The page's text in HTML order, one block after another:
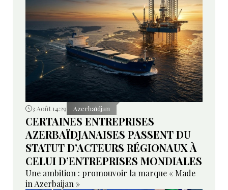
3 Août 14:29 Azerbaïdjan
CERTAINES ENTREPRISES
AZERBAÏDJANAISES PASSENT DU
STATUT D’ACTEURS RÉGIONAUX À
CELUI D’ENTREPRISES MONDIALES
Une ambition : promouvoir la marque « Made
in Azerbaijan »